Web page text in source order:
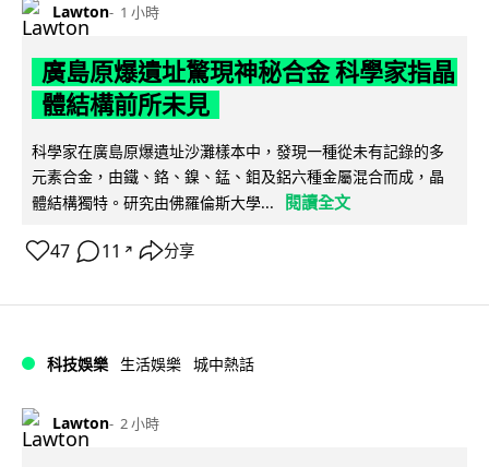
Lawton 1 小時
廣島原爆遺址驚現神秘合金 科學家指晶
體結構前所未見
科學家在廣島原爆遺址沙灘樣本中，發現一種從未有記錄的多
元素合金，由鐵、鉻、鎳、錳、鉬及鋁六種金屬混合而成，晶
體結構獨特。研究由佛羅倫斯大學...
閱讀全文
47 11 ↗ 分享
科技娛樂 生活娛樂 城中熱話
Lawton 2 小時